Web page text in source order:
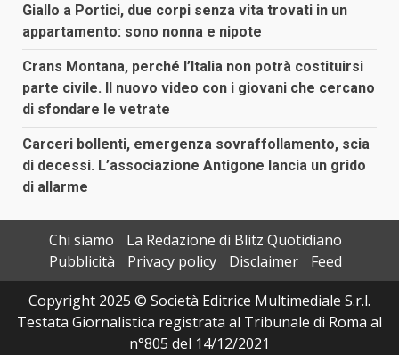
Giallo a Portici, due corpi senza vita trovati in un
appartamento: sono nonna e nipote
Crans Montana, perché l’Italia non potrà costituirsi
parte civile. Il nuovo video con i giovani che cercano
di sfondare le vetrate
Carceri bollenti, emergenza sovraffollamento, scia
di decessi. L’associazione Antigone lancia un grido
di allarme
Chi siamo
La Redazione di Blitz Quotidiano
Pubblicità
Privacy policy Disclaimer
Feed
Copyright 2025 © Società Editrice Multimediale S.r.l.
Testata Giornalistica registrata al Tribunale di Roma al
n°805 del 14/12/2021